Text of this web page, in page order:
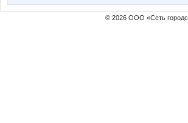
© 2026 ООО «Сеть